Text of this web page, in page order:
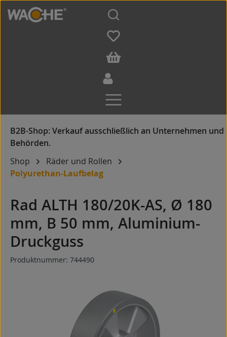
Zum Hauptinhalt springen
Shop
Räder und Rollen
Polyurethan-Laufbelag
Rad ALTH 180/20K-AS, Ø 180
mm, B 50 mm, Aluminium-
Druckguss
Produktnummer: 744490
Bildergalerie überspringen